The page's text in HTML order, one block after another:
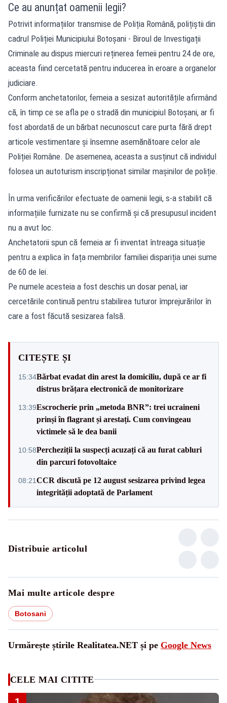
Ce au anunțat oamenii legii?
Potrivit informațiilor transmise de Poliția Română, polițiștii din
cadrul Poliției Municipiului Botoșani - Biroul de Investigații
Criminale au dispus miercuri reținerea femeii pentru 24 de ore,
aceasta fiind cercetată pentru inducerea în eroare a organelor
judiciare.
Conform anchetatorilor, femeia a sesizat autoritățile afirmând
că, în timp ce se afla pe o stradă din municipiul Botoșani, ar fi
fost abordată de un bărbat necunoscut care purta fără drept
articole vestimentare și însemne asemănătoare celor ale
Poliției Române. De asemenea, aceasta a susținut că individul
folosea un autoturism inscripționat similar mașinilor de poliție.
În urma verificărilor efectuate de oamenii legii, s-a stabilit că
informațiile furnizate nu se confirmă și că presupusul incident
nu a avut loc.
Anchetatorii spun că femeia ar fi inventat întreaga situație
pentru a explica în fața membrilor familiei dispariția unei sume
de 60 de lei.
Pe numele acesteia a fost deschis un dosar penal, iar
cercetările continuă pentru stabilirea tuturor împrejurărilor în
care a fost făcută sesizarea falsă.
CITEȘTE ȘI
15:34Bărbat evadat din arest la domiciliu, după ce ar fi
distrus brățara electronică de monitorizare
13:39Escrocherie prin „metoda BNR”: trei ucraineni
prinși în flagrant și arestați. Cum convingeau
victimele să le dea banii
10:58Percheziții la suspecți acuzați că au furat cabluri
din parcuri fotovoltaice
08:21CCR discută pe 12 august sesizarea privind legea
integrității adoptată de Parlament
Distribuie articolul
Mai multe articole despre
Botosani
Urmărește știrile Realitatea.NET și pe Google News
CELE MAI CITITE